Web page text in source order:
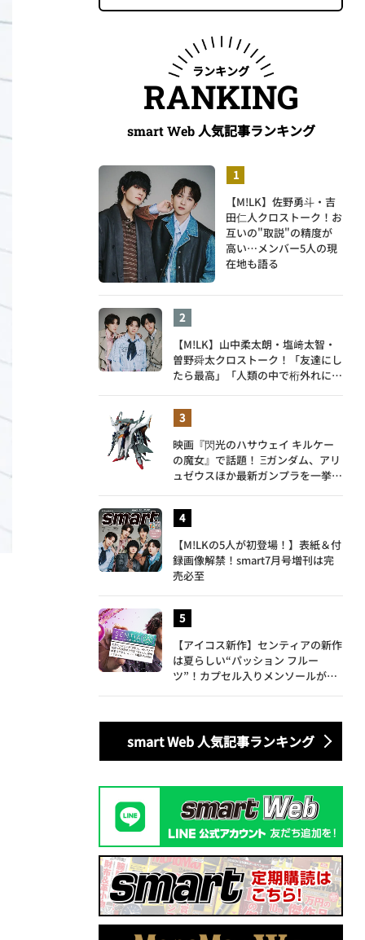
ランキング
RANKING
smart Web人気記事ランキング
【M!LK】佐野勇斗・吉
田仁人クロストーク！お
互いの"取説"の精度が
高い…メンバー5人の現
在地も語る
【M!LK】山中柔太朗・塩﨑太智・
曽野舜太クロストーク！「友達にし
たら最高」「人類の中で桁外れに面
映画『閃光のハサウェイ キルケー
の魔女』で話題！ Ξガンダム、アリ
ュゼウスほか最新ガンプラを一挙紹
【M!LKの5人が初登場！】表紙＆付
録画像解禁！smart7月号増刊は完
売必至
【アイコス新作】センティアの新作
は夏らしい“パッション フルー
ツ”！カプセル入りメンソールが仲
smart Web 人気記事ランキング